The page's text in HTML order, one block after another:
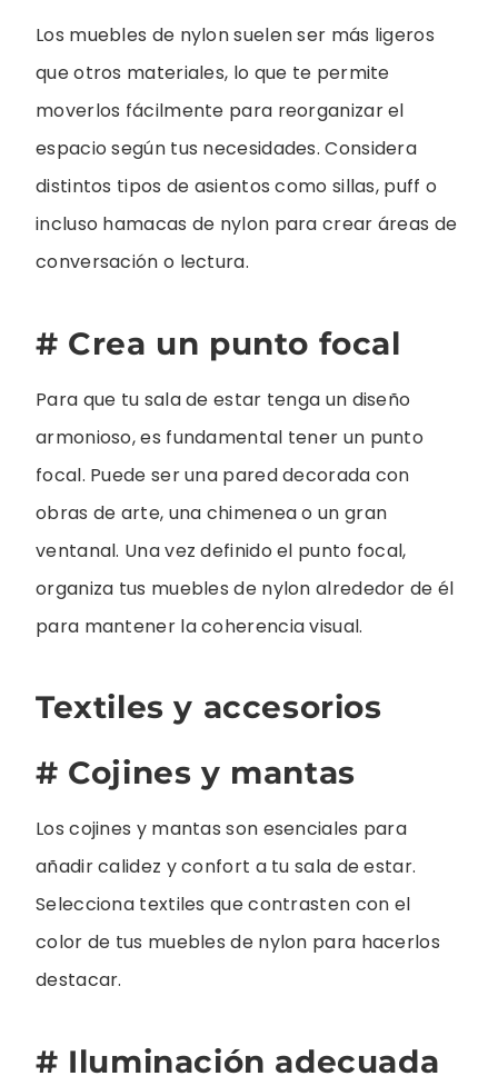
Los muebles de nylon suelen ser más ligeros
que otros materiales, lo que te permite
moverlos fácilmente para reorganizar el
espacio según tus necesidades. Considera
distintos tipos de asientos como sillas, puff o
incluso hamacas de nylon para crear áreas de
conversación o lectura.
# Crea un punto focal
Para que tu sala de estar tenga un diseño
armonioso, es fundamental tener un punto
focal. Puede ser una pared decorada con
obras de arte, una chimenea o un gran
ventanal. Una vez definido el punto focal,
organiza tus muebles de nylon alrededor de él
para mantener la coherencia visual.
Textiles y accesorios
# Cojines y mantas
Los cojines y mantas son esenciales para
añadir calidez y confort a tu sala de estar.
Selecciona textiles que contrasten con el
color de tus muebles de nylon para hacerlos
destacar.
# Iluminación adecuada